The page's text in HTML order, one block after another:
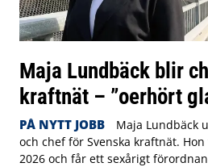
Maja Lundbäck blir
kraftnät – ”oerhört
PÅ NYTT JOBB
Maja Lundbäck
och chef för Svenska kraftnät.
2026 och får ett sexårigt